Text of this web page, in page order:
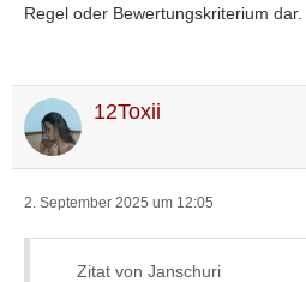
Regel oder Bewertungskriterium dar.
12Toxii
2. September 2025 um 12:05
Zitat von Janschuri